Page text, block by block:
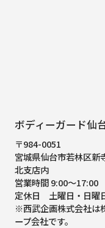
ボディーガード仙
〒984-0051
宮城県仙台市若林区新
北支店内
営業時間 9:00～17:00
定休日 土曜日・日曜
※西武企画株式会社は
ープ会社です。